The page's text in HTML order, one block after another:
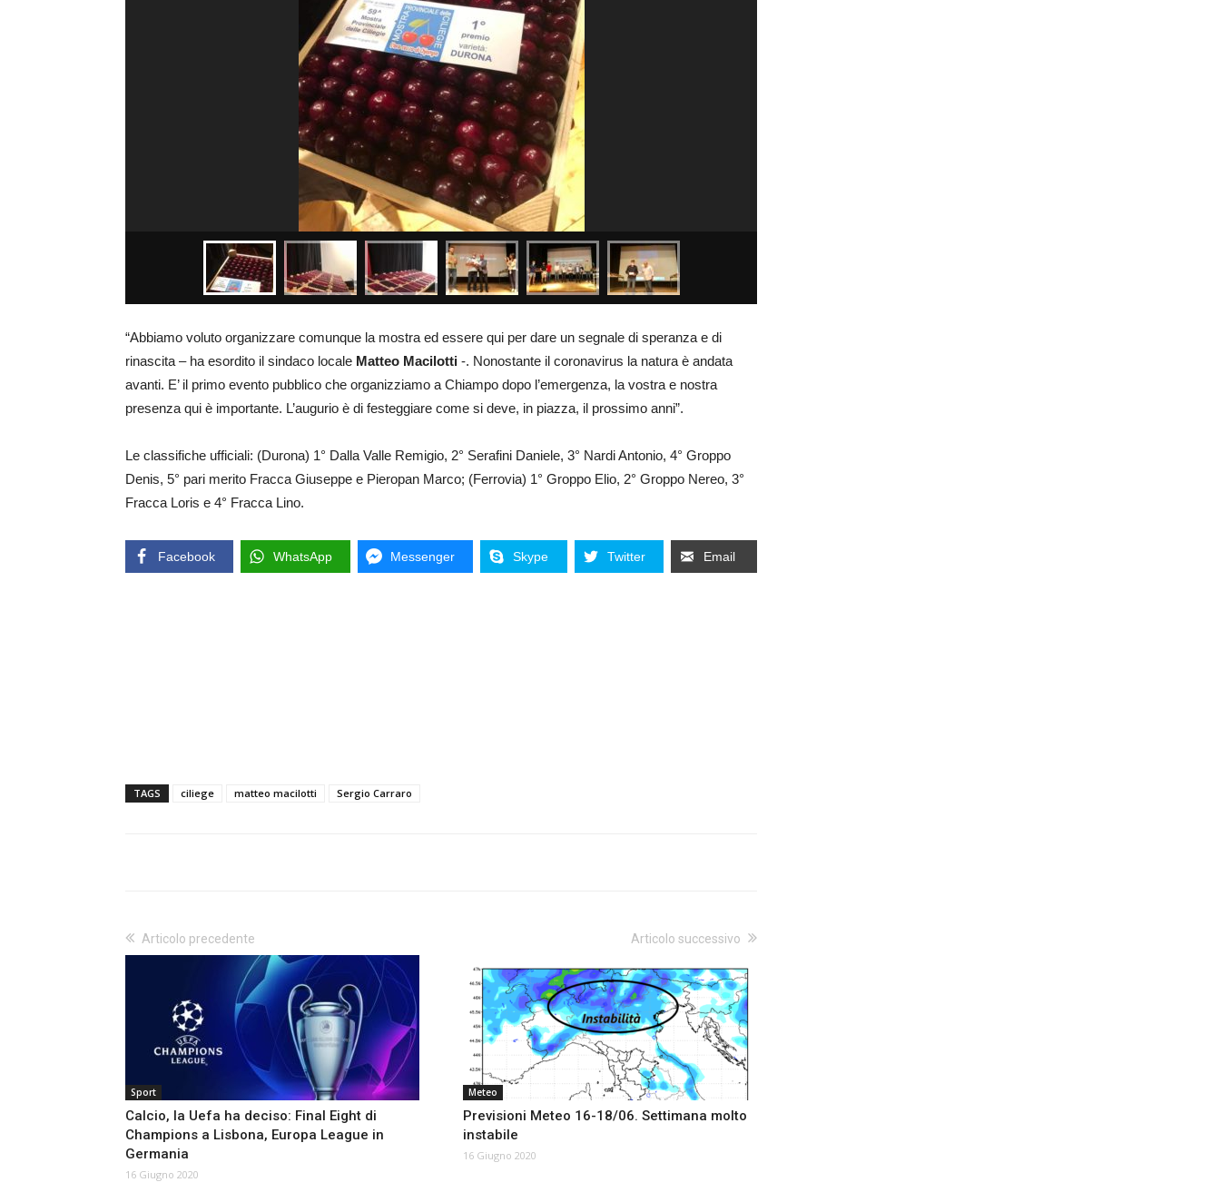
“Abbiamo voluto organizzare comunque la mostra ed essere qui per dare un segnale di speranza e di
rinascita – ha esordito il sindaco locale Matteo Macilotti -. Nonostante il coronavirus la natura è andata
avanti. E’ il primo evento pubblico che organizziamo a Chiampo dopo l’emergenza, la vostra e nostra
presenza qui è importante. L’augurio è di festeggiare come si deve, in piazza, il prossimo anni”.
Le classifiche ufficiali: (Durona) 1° Dalla Valle Remigio, 2° Serafini Daniele, 3° Nardi Antonio, 4° Groppo
Denis, 5° pari merito Fracca Giuseppe e Pieropan Marco; (Ferrovia) 1° Groppo Elio, 2° Groppo Nereo, 3°
Fracca Loris e 4° Fracca Lino.
Facebook WhatsApp Messenger Skype Twitter Email
TAGS ciliege matteo macilotti Sergio Carraro
Articolo precedente
Sport
Calcio, la Uefa ha deciso: Final Eight di
Champions a Lisbona, Europa League in
Germania
16 Giugno 2020
Articolo successivo
Meteo
Previsioni Meteo 16-18/06. Settimana molto
instabile
16 Giugno 2020